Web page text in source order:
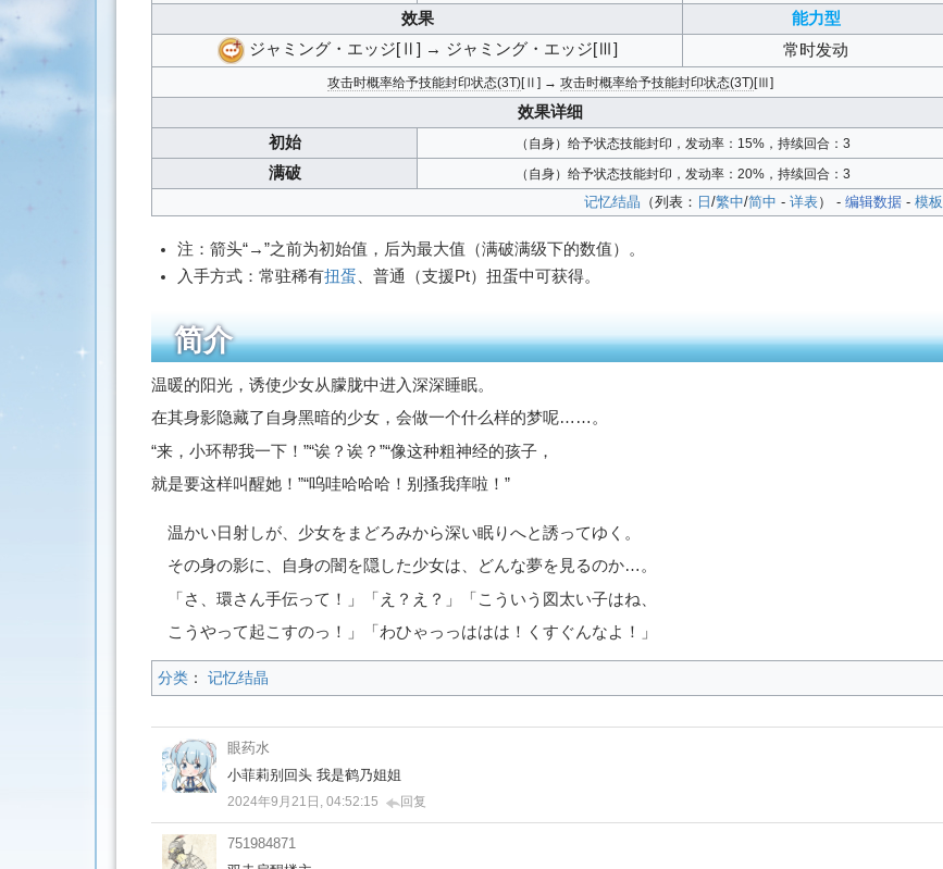
效果
能力型
ジャミング・エッジ[Ⅱ] → ジャミング・エッジ[Ⅲ]
常时发动
攻击时概率给予技能封印状态(3T)[Ⅱ] →攻击时概率给予技能封印状态(3T)[Ⅲ]
效果详细
初始
（自身）给予状态技能封印，发动率：15%，持续回合：3
满破 （自身）给予状态技能封印，发动率：20%，持续回合：3
记忆结晶 （列表： 日/繁中/简中 -详表） -编辑数据 -模板
注：箭头“→”之前为初始值，后为最大值（满破满级下的数值）。
入手方式：常驻稀有扭蛋 、普通（支援Pt）扭蛋中可获得。
简介
温暖的阳光，诱使少女从朦胧中进入深深睡眠。
在其身影隐藏了自身黑暗的少女，会做一个什么样的梦呢……。
“来，小环帮我一下！”“诶？诶？”“像这种粗神经的孩子，
就是要这样叫醒她！”“呜哇哈哈哈！别搔我痒啦！”
温かい日射しが、少女をまどろみから深い眠りへと誘ってゆく。
その身の影に、自身の闇を隠した少女は、どんな夢を見るのか…。
「さ、環さん手伝って！」「え？え？」「こういう図太い子はね、
こうやって起こすのっ！」「わひゃっっははは！くすぐんなよ！」
分类 ： 记忆结晶
眼药水
小菲莉别回头 我是鹤乃姐姐
2024年9月21日, 04:52:15 回复
751984871